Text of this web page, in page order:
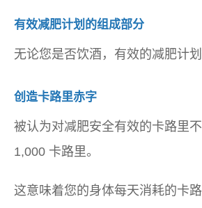
有效减肥计划的组成部分
无论您是否饮酒，有效的减肥计划
创造卡路里赤字
被认为对减肥安全有效的卡路里
1,000 卡路里。
这意味着您的身体每天消耗的卡